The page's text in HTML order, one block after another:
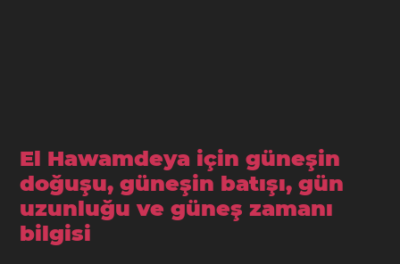
El Hawamdeya için güneşin
doğuşu, güneşin batışı, gün
uzunluğu ve güneş zamanı
bilgisi